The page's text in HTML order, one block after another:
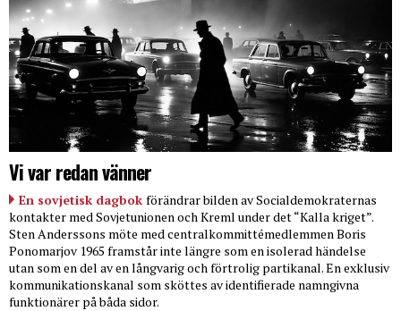
Vi var redan vänner
En sovjetisk dagbok förändrar bilden av Socialdemokraternas
kontakter med Sovjetunionen och Kreml under det “Kalla kriget”.
Sten Anderssons möte med centralkommittémedlemmen Boris
Ponomarjov 1965 framstår inte längre som en isolerad händelse
utan som en del av en långvarig och förtrolig partikanal. En exklusiv
kommunikationskanal som sköttes av identifierade namngivna
funktionärer på båda sidor.